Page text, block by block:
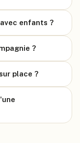
enfants ?
?
place ?